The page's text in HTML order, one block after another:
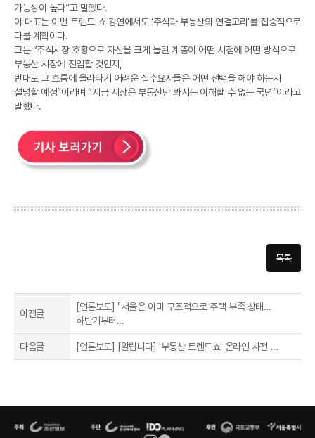
가능성이 높다”고 말했다.
이 대표는 이번 트렌드 쇼 강연에서도 ‘주식과 부동산의 연결고리’를 집중적으로
다룰 계획이다.
그는 “주식시장 호황으로 자산을 크게 늘린 계층이 어떤 시점에 어떤 방식으로
부동산 시장에 진입할 것인지,
반대로 그 흐름에 올라타기 어려운 실수요자들은 어떤 선택을 해야 하는지
설명할 예정”이라며 “지금 시장은 부동산만 봐서는 이해할 수 없는 국면”이라고
말했다.
목록
이전글
[언론보도] "서울은 이미 구조적으로 주택 부족 상태…
하반기부터...
다음글 [언론보도] [알립니다] '부동산 트렌드쇼' 온라인 사전 ...